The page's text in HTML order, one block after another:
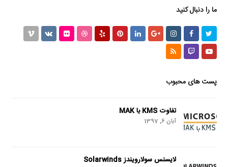
ما را دنبال کنید
Twitter
Facebook
Instagram
GooglePlus
LinkedIn
Pinterest
Yelp
Dribbble
Flickr
VK
Youtube
Twitch
RSS
پست های محبوب
تفاوت KMS با MAK
آبان 6, 1397
لایسنس سولارویندز Solarwinds